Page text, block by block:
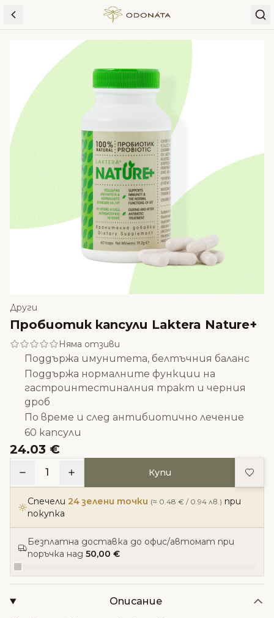
Skip to content
Други
Пробиотик капсули Laktera Nature+
Няма отзиви
Поддържа имунитета, белтъчния баланс
Поддържа нормалните функции на
гастроинтестиналния тракт и черния
дроб
По време и след антибиотично лечение
60 капсули
24.03 €
1 Купи
Спечели 24 зелени точки (≈ 0.48 € / 0.94 лв.) при
покупка
Безплатна доставка до офис/автомат при
поръчка над 50,00 €
Описание